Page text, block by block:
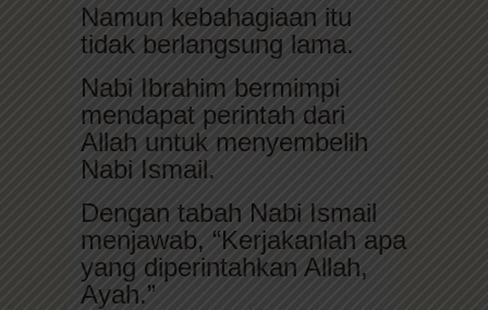
Namun kebahagiaan itu
tidak berlangsung lama.
Nabi Ibrahim bermimpi
mendapat perintah dari
Allah untuk menyembelih
Nabi Ismail.
Dengan tabah Nabi Ismail
menjawab, “Kerjakanlah apa
yang diperintahkan Allah,
Ayah.”